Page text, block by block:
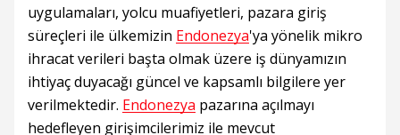
uygulamaları, yolcu muafiyetleri, pazara giriş
süreçleri ile ülkemizin Endonezya'ya yönelik mikro
ihracat verileri başta olmak üzere iş dünyamızın
ihtiyaç duyacağı güncel ve kapsamlı bilgilere yer
verilmektedir. Endonezya pazarına açılmayı
hedefleyen girişimcilerimiz ile mevcut